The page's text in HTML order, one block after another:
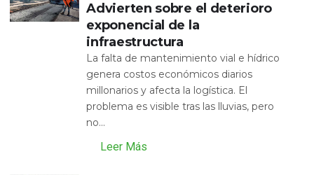
Advierten sobre el deterioro
exponencial de la
infraestructura
La falta de mantenimiento vial e hídrico
genera costos económicos diarios
millonarios y afecta la logística. El
problema es visible tras las lluvias, pero
no...
Leer Más